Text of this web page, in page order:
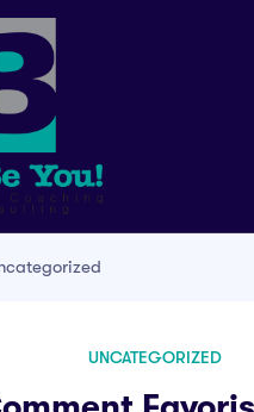
UNCATEGORIZED